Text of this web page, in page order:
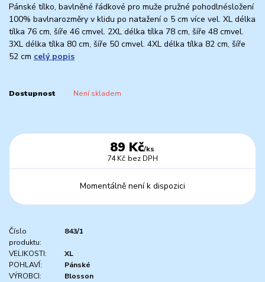
Pánské tílko, bavlněné řádkové pro muže pružné pohodlnésložení
100% bavlnarozměry v klidu po natažení o 5 cm více vel. XL délka
tílka 76 cm, šíře 46 cmvel. 2XL délka tílka 78 cm, šíře 48 cmvel.
3XL délka tílka 80 cm, šíře 50 cmvel. 4XL délka tílka 82 cm, šíře
52 cm celý popis
Dostupnost Není skladem
89 Kč/ks
74 Kč bez DPH
Momentálně není k dispozici
Číslo
produktu:
843/1
VELIKOSTI:
XL
POHLAVÍ:
Pánské
VÝROBCI:
Blosson